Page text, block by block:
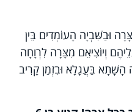
וּבַשִּׁבְיָה הָעוֹמְדִים בֵּין
וְיוֹצִיאֵם מִצָּרָה לִרְוָחָה
הָשָׁתָא בַּעֲגָלָא וּבִזְמַן קָרִיב